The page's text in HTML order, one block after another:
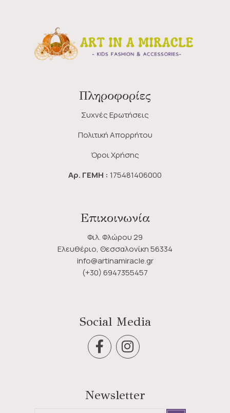
Πληροφορίες
Συχνές Ερωτήσεις
Πολιτική Απορρήτου
Όροι Χρήσης
Αρ. ΓΕΜΗ : 175481406000
Επικοινωνία
Φιλ. Φλώρου 29
Ελευθέριο, Θεσσαλονίκη 56334
info@artinamiracle.gr
(+30) 6947355457
Social Media
Newsletter